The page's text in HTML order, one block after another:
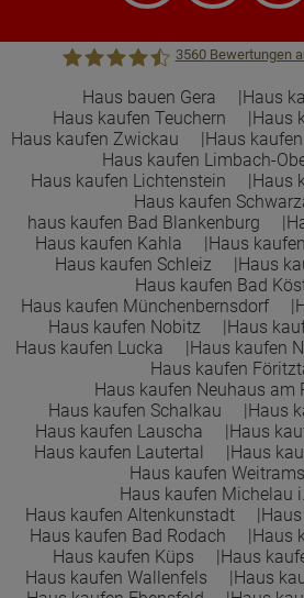
Town &Country Haus
3560Bewertungen
Haus bauen Gera
Haus
Haus kaufen Teuchern
Haus
Haus kaufen Zwickau
Haus
Haus kaufen Limbach-
Haus kaufen Lichtenstein
Haus
Haus kaufen
haus kaufen Bad Blankenburg
Haus kaufen Kahla
Haus
Haus kaufen Schleiz
Haus
Haus kaufen Bad
Haus kaufen Münchenbernsdorf
Haus kaufen Nobitz
Haus
Haus kaufen Lucka
Haus kaufen
Haus kaufen
Haus kaufen Neuhaus am
Haus kaufen Schalkau
Haus
Haus kaufen Lauscha
Haus
Haus kaufen Lautertal
Haus
Haus kaufen
Haus kaufen Michelau
Haus kaufen Altenkunstadt
Haus kaufen Bad Rodach
Haus
Haus kaufen Küps
Haus
Haus kaufen Wallenfels
Haus